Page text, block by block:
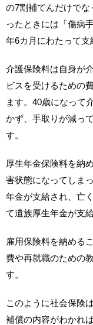
の7割補てんだけで
ったときには「傷病
年6カ月にわたって支
介護保険料は自身が
ビスを受けるための
ます。40歳になって
かず、手取りが減っ
す。
厚生年金保険料を納
害状態になってしま
年金が支給され、亡
て遺族厚生年金が支
雇用保険料を納める
費や再就職のための
す。
このように社会保険
補償の内容がわかれ